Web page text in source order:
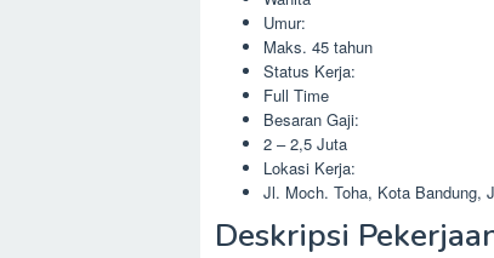
Umur:
Maks. 45 tahun
Status Kerja:
Full Time
Besaran Gaji:
2 – 2,5 Juta
Lokasi Kerja:
Jl. Moch. Toha, Kota Bandung,
Deskripsi